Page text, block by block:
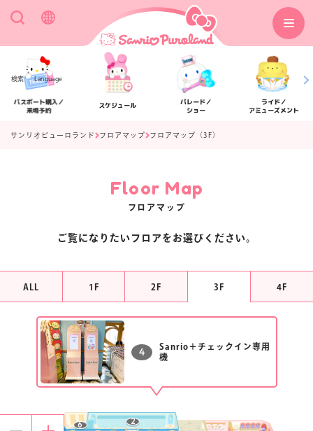
検索 Language
パスポート購入／
来場予約
スケジュール
パレード／
ショー
ライド／
アミューズメント
フロアマップ
楽しみ方 サービスガイド
サンリオピューロランド フロアマップ フロアマップ（3F）
Floor Map
フロアマップ
ご覧になりたいフロアをお選びください。
ALL 1F 2F 3F 4F
4
Sanrio＋チェックイン専用
機
2
6